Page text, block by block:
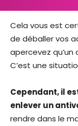
Cela vous est
de déballer vos
apercevez
C’est une
Cependant, il
enlever un
rendre dans le